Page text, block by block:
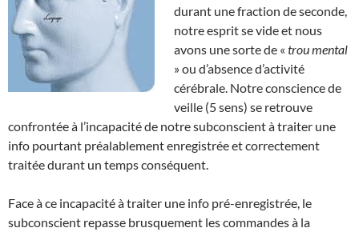
durant une fraction de seconde,
notre esprit se vide et nous
avons une sorte de « trou mental
» ou d’absence d’activité
cérébrale. Notre conscience de
veille (5 sens) se retrouve
confrontée à l’incapacité de notre subconscient à traiter une
info pourtant préalablement enregistrée et correctement
traitée durant un temps conséquent.
Face à ce incapacité à traiter une info pré-enregistrée, le
subconscient repasse brusquement les commandes à la